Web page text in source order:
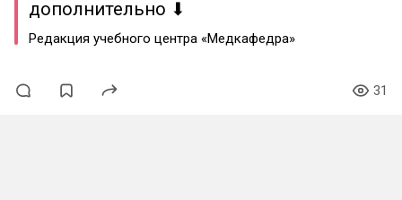
дополнительно ⬇
Редакция учебного центра «Медкафедра»
31